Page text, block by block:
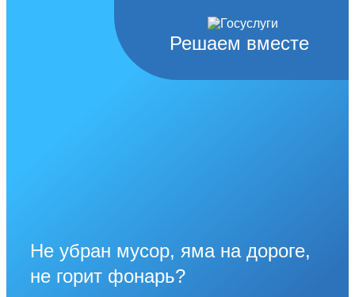
Решаем вместе
Не убран мусор, яма на дороге,
не горит фонарь?